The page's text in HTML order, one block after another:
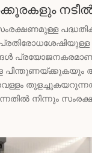
നിന്നും
Greek
Yoruba
Igbo
English
English